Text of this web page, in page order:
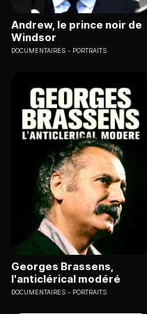
Andrew, le prince noir de
Windsor
DOCUMENTAIRES PORTRAITS
Georges Brassens,
l'anticlérical modéré
DOCUMENTAIRES PORTRAITS